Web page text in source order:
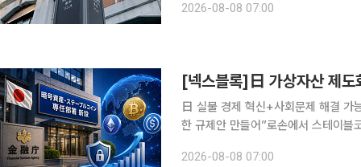
정비하고 화장실 개선사업에 나서는
2026-08-08 07:00
日 실물 경제 혁신+사회문제 해결 가
한 규제안 만들어”로손에서 스테이
인의 실용성 검증을 계기로 활성화될
2026-08-08 07:00